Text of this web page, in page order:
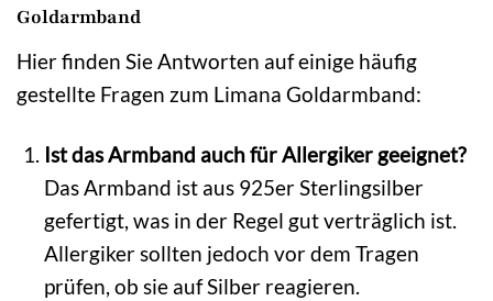
Goldarmband
Hier finden Sie Antworten auf einige häufig
gestellte Fragen zum Limana Goldarmband:
Ist das Armband auch für Allergiker geeignet?
Das Armband ist aus 925er Sterlingsilber
gefertigt, was in der Regel gut verträglich ist.
Allergiker sollten jedoch vor dem Tragen
prüfen, ob sie auf Silber reagieren.